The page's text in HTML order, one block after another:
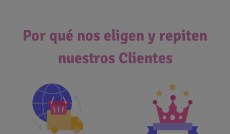
Por qué nos eligen y repiten
nuestros Clientes